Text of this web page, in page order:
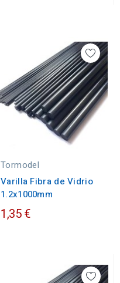
Tormodel
Varilla Fibra de Vidrio
1.2x1000mm
1,35 €